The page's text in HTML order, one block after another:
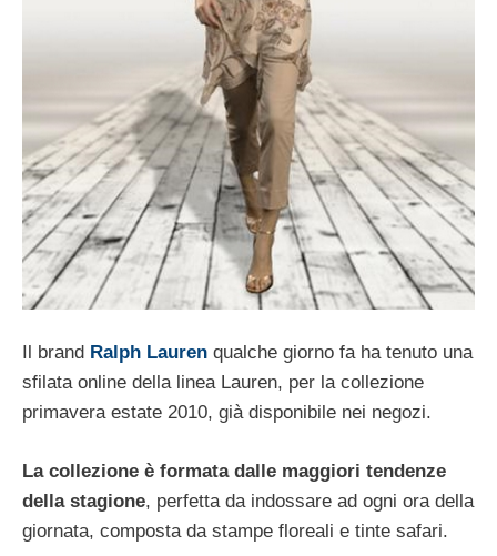
Il brand Ralph Lauren qualche giorno fa ha tenuto una
sfilata online della linea Lauren, per la collezione
primavera estate 2010, già disponibile nei negozi.
La collezione è formata dalle maggiori tendenze
della stagione, perfetta da indossare ad ogni ora della
giornata, composta da stampe floreali e tinte safari.